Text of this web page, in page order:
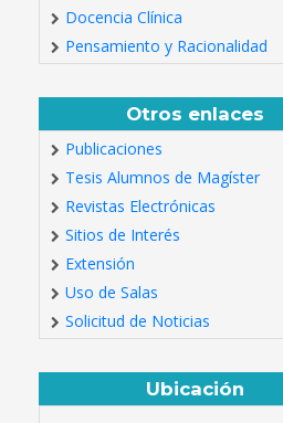
Docencia Clínica
Pensamiento y Racionalidad
Otros enlaces
Publicaciones
Tesis Alumnos de Magíster
Revistas Electrónicas
Sitios de Interés
Extensión
Uso de Salas
Solicitud de Noticias
Ubicación